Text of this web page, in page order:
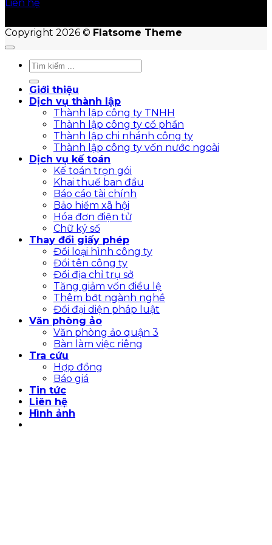
Liên hệ
Copyright 2026 © Flatsome Theme
Giới thiệu
Dịch vụ thành lập
Thành lập công ty TNHH
Thành lập công ty cổ phần
Thành lập chi nhánh công ty
Thành lập công ty vốn nước ngoài
Dịch vụ kế toán
Kế toán trọn gói
Khai thuế ban đầu
Báo cáo tài chính
Bảo hiểm xã hội
Hóa đơn điện tử
Chữ ký số
Thay đổi giấy phép
Đổi loại hình công ty
Đổi tên công ty
Đổi địa chỉ trụ sở
Tăng giảm vốn điều lệ
Thêm bớt ngành nghề
Đổi đại diện pháp luật
Văn phòng ảo
Văn phòng ảo quận 3
Bàn làm việc riêng
Tra cứu
Hợp đồng
Báo giá
Tin tức
Liên hệ
Hình ảnh